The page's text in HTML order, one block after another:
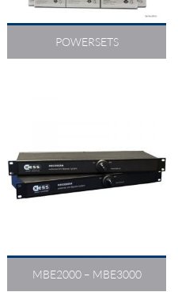
POWERSETS
MBE2000 – MBE3000
Schalter
Rack-/Wandmontage
Bis 3.000 VA